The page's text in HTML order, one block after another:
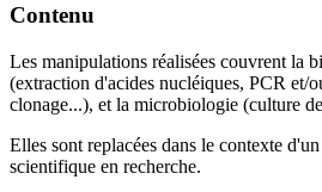
Contenu
Les manipulations réalisées couvrent la
(extraction d'acides nucléiques, PCR et/
clonage...), et la microbiologie (culture
Elles sont replacées dans le contexte
scientifique en recherche.